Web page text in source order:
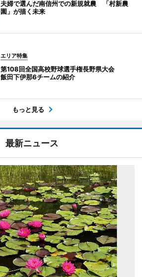
夫婦で選んだ南信州での新規就農 「村新農
園」が描く未来
エリア特集
第108回全国高校野球選手権長野県大会
飯田下伊那6チームの紹介
もっと見る
最新ニュース